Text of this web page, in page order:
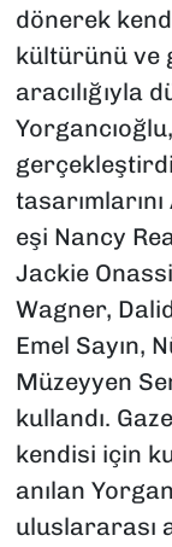
dönerek
kültürünü ve
aracılığıyla
eşi Nancy
Jackie
Wagner,
Emel Sayın,
Müzeyyen
kullandı.
kendisi için
anılan
uluslararası